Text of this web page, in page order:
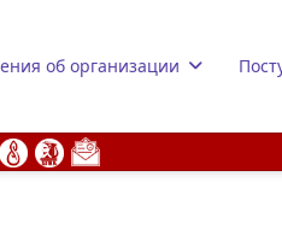
об организации